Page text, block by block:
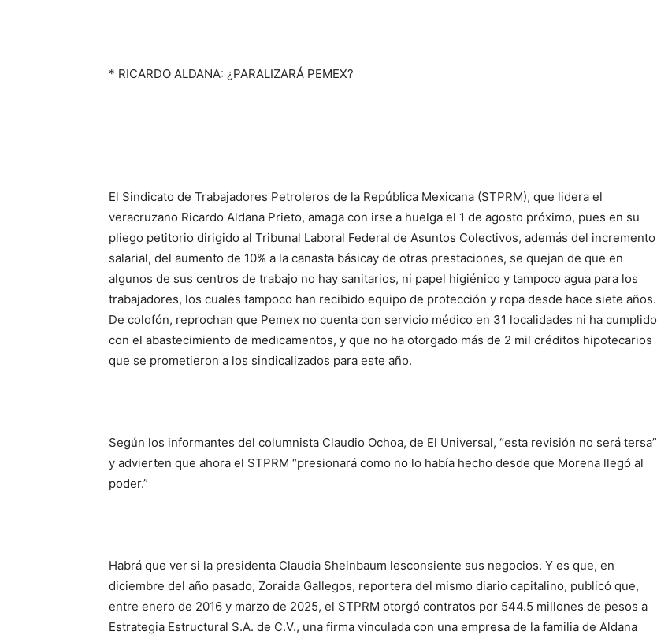
* RICARDO ALDANA: ¿ PARALIZARÁ PEMEX?
El Sindicato de Trabajadores Petroleros de la República Mexicana (STPRM), que lidera el
veracruzano Ricardo Aldana Prieto, amaga con irse a huelga el 1 de agosto próximo, pues en su
pliego petitorio dirigido al Tribunal Laboral Federal de Asuntos Colectivos, además del incremento
salarial, del aumento de 10% a la canasta básicay de otras prestaciones, se quejan de que en
algunos de sus centros de trabajo no hay sanitarios, ni papel higiénico y tampoco agua para los
trabajadores, los cuales tampoco han recibido equipo de protección y ropa desde hace siete años.
De colofón, reprochan que Pemex no cuenta con servicio médico en 31 localidades ni ha cumplido
con el abastecimiento de medicamentos, y que no ha otorgado más de 2 mil créditos hipotecarios
que se prometieron a los sindicalizados para este año.
Según los informantes del columnista Claudio Ochoa, de El Universal, “esta revisión no será tersa”
y advierten que ahora el STPRM “presionará como no lo había hecho desde que Morena llegó al
poder.”
Habrá que ver si la presidenta Claudia Sheinbaum lesconsiente sus negocios. Y es que, en
diciembre del año pasado, Zoraida Gallegos, reportera del mismo diario capitalino, publicó que,
entre enero de 2016 y marzo de 2025, el STPRM otorgó contratos por 544.5 millones de pesos a
Estrategia Estructural S.A. de C.V., una firma vinculada con una empresa de la familia de Aldana